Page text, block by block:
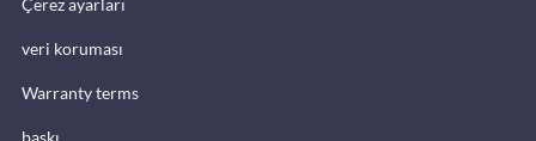
veri koruması
Warranty terms
baskı